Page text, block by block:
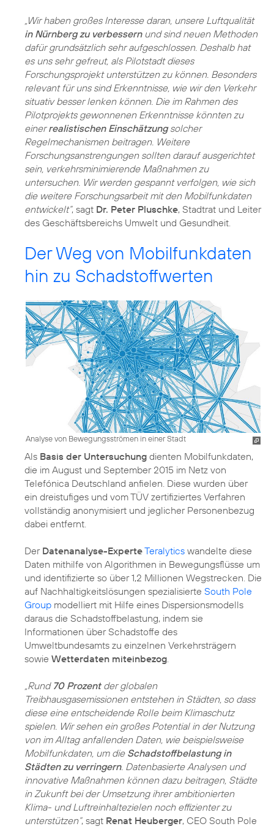
„Wir haben großes Interesse daran, unsere Luftqualität
in Nürnberg zu verbessernund sind neuen Methoden
dafür grundsätzlich sehr aufgeschlossen. Deshalb hat
es uns sehr gefreut, als Pilotstadt dieses
Forschungsprojekt unterstützen zu können. Besonders
relevant für uns sind Erkenntnisse, wie wir den Verkehr
situativ besser lenken können. Die im Rahmen des
Pilotprojekts gewonnenen Erkenntnisse könnten zu
einerrealistischen Einschätzungsolcher
Regelmechanismen beitragen. Weitere
Forschungsanstrengungen sollten darauf ausgerichtet
sein, verkehrsminimierende Maßnahmen zu
untersuchen. Wir werden gespannt verfolgen, wie sich
die weitere Forschungsarbeit mit den Mobilfunkdaten
entwickelt“, sagt Dr. Peter Pluschke, Stadtrat und Leiter
des Geschäftsbereichs Umwelt und Gesundheit.
Der Weg von Mobilfunkdaten
hin zu Schadstoffwerten
Analyse von Bewegungsströmen in einer Stadt
Als Basis der Untersuchung dienten Mobilfunkdaten,
die im August und September 2015 im Netz von
Telefónica Deutschland anfielen. Diese wurden über
ein dreistufiges und vom TÜV zertifiziertes Verfahren
vollständig anonymisiert und jeglicher Personenbezug
dabei entfernt.
Der Datenanalyse-ExperteTeralytics wandelte diese
Daten mithilfe von Algorithmen in Bewegungsflüsse um
und identifizierte so über 1,2 Millionen Wegstrecken. Die
auf Nachhaltigkeitslösungen spezialisierte South Pole
Group modelliert mit Hilfe eines Dispersionsmodells
daraus die Schadstoffbelastung, indem sie
Informationen über Schadstoffe des
Umweltbundesamts zu einzelnen Verkehrsträgern
sowie Wetterdaten miteinbezog
„Rund 70 Prozentder globalen
Treibhausgasemissionen entstehen in Städten, so dass
diese eine entscheidende Rolle beim Klimaschutz
spielen. Wir sehen ein großes Potential in der Nutzung
von im Alltag anfallenden Daten, wie beispielsweise
Mobilfunkdaten, um die Schadstoffbelastung in
Städten zu verringern. Datenbasierte Analysen und
innovative Maßnahmen können dazu beitragen, Städte
in Zukunft bei der Umsetzung ihrer ambitionierten
Klima- und Luftreinhaltezielen noch effizienter zu
unterstützen“, sagt Renat Heuberger, CEO South Pole